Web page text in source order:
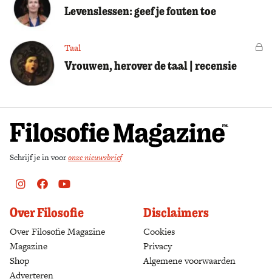
Levenslessen: geef je fouten toe
Taal
Vrouwen, herover de taal | recensie
Schrijf je in vooronze nieuwsbrief
Instagram
FacebookYoutube
Over Filosofie
Over Filosofie Magazine
Magazine
Shop
Adverteren
Disclaimers
Cookies
Privacy
Algemene voorwaarden